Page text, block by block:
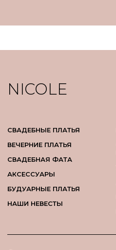
NICOLE
СВАДЕБНЫЕ ПЛАТЬЯ
ВЕЧЕРНИЕ ПЛАТЬЯ
СВАДЕБНАЯ ФАТА
АКСЕССУАРЫ
БУДУАРНЫЕ ПЛАТЬЯ
НАШИ НЕВЕСТЫ